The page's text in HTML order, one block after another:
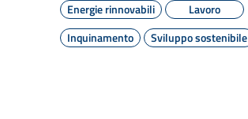
Energie rinnovabili
Lavoro
Inquinamento
Sviluppo sostenibile